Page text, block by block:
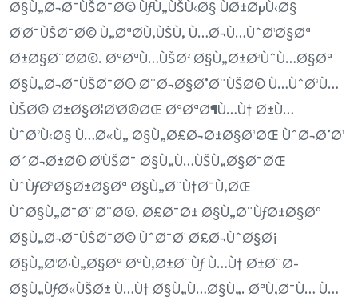
Ø§Ù„Ø¬Ø¯ÙŠØ¯Ø© ÙƒÙ„ÙŠÙ‹Ø§ ÙØ±ØµÙ‹Ø§
Ø¹Ø¯ÙŠØ¯Ø© Ù„ØªØ­Ù‚ÙŠÙ‚ Ù…Ø¬Ù…ÙˆØ¹Ø§Øª
Ø±Ø§Ø¨Ø­Ø©. ØªØªÙ…ÙŠØ² Ø§Ù„Ø±Ø³ÙˆÙ…Ø§Øª
Ø§Ù„Ø¬Ø¯ÙŠØ¯Ø© Ø¨Ø¬Ø§Ø°Ø¨ÙŠØ© Ù…ÙˆØ³Ù…
ÙŠØ© Ø±Ø§Ø¦Ø¹Ø©ØŒ ØªØªØ¶Ù…Ù† Ø±Ù…
ÙˆØ²Ù‹Ø§ Ù…Ø«Ù„ Ø§Ù„Ø£Ø¬Ø±Ø§Ø³ØŒ ÙˆØ¬Ø°Ø¹
Ø´Ø¬Ø±Ø© Ø¹ÙŠØ¯ Ø§Ù„Ù…ÙŠÙ„Ø§Ø¯ØŒ
ÙˆÙƒØ³Ø§Ø±Ø§Øª Ø§Ù„Ø¨Ù†Ø¯Ù‚ØŒ
ÙˆØ§Ù„Ø¯Ø¨Ø¨Ø©. Ø£Ø¯Ø± Ø§Ù„Ø¨ÙƒØ±Ø§Øª
Ø§Ù„Ø¬Ø¯ÙŠØ¯Ø© ÙˆØ¯Ø¹ Ø£Ø¬ÙˆØ§Ø¡
Ø§Ù„Ø¹Ø·Ù„Ø§Øª ØªÙ‚Ø±Ø¨Ùƒ Ù…Ù† Ø±Ø¨Ø­
Ø§Ù„ÙƒØ«ÙŠØ± Ù…Ù† Ø§Ù„Ù…Ø§Ù„. ØªÙ‚Ø¯Ù… Ù…